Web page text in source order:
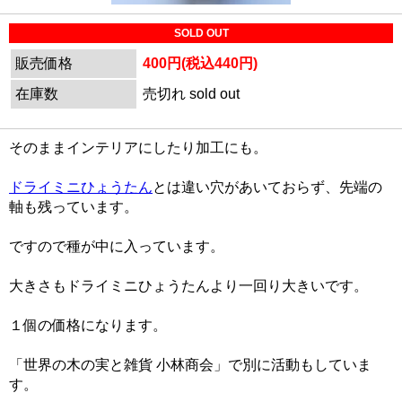
SOLD OUT
販売価格
400円(税込440円)
在庫数
売切れ sold out
そのままインテリアにしたり加工にも。
ドライミニひょうたんとは違い穴があいておらず、先端の
軸も残っています。
ですので種が中に入っています。
大きさもドライミニひょうたんより一回り大きいです。
１個の価格になります。
「世界の木の実と雑貨 小林商会」で別に活動もしていま
す。